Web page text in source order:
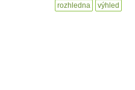
rozhledna
výhled